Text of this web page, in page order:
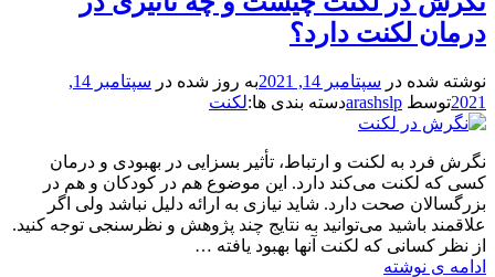
درمان لکنت دارد؟
نوشته شده در سپتامبر 14, 2021 به روز شده در
سپتامبر 14,
2021توسط arashslpدسته بندی ها:لکنت
نگرش فرد به لکنت و ارتباط، تأثیر بسزایی در بهبودی و درمان
کسی که لکنت می‌کند دارد. این موضوع هم در کودکان و هم در
بزرگسالان صحت دارد. شاید نیازی به ارائه دلیل نباشد ولی اگر
علاقمند باشید می‌توانید به نتایج چند پژوهش و نظرسنجی توجه کنید.
از نظر کسانی که لکنت آنها بهبود یافته …
ادامه ی نوشته